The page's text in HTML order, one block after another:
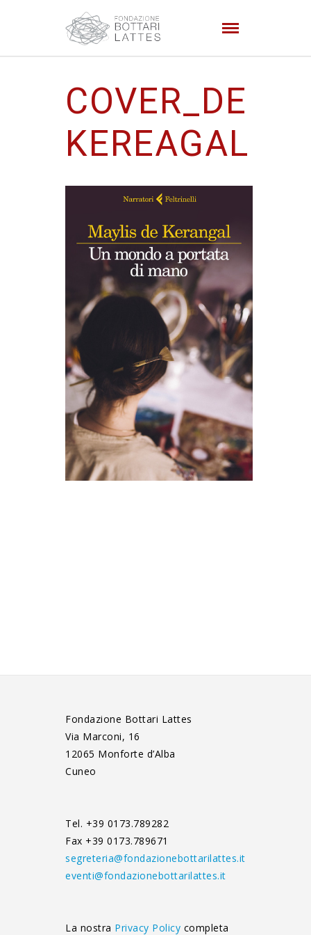
COVER_DE
KEREAGAL
Fondazione Bottari Lattes
Via Marconi, 16
12065 Monforte d’Alba
Cuneo
Tel. +39 0173.789282
Fax +39 0173.789671
segreteria@fondazionebottarilattes.it
eventi@fondazionebottarilattes.it
La nostra Privacy Policy completa